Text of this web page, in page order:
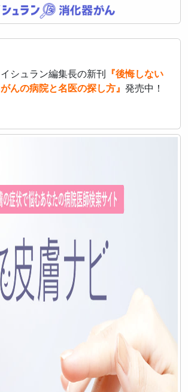
イシュラン編集長の新刊
『後悔しない
がんの病院と名医の探し方』 発売中！